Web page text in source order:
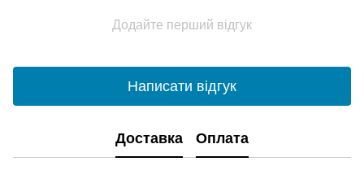
Додайте перший відгук
Написати відгук
Доставка Оплата